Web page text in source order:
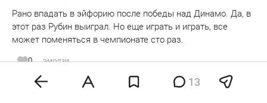
НЕ ФИЗРУК.
Всё таки этот тренер со спортивной Татарской фамилией и
держит высокую марку.
А если ближе к футболу то:
нет огня и задора.Возможно начался конфликт между
Рано впадать в эйфорию после победы над Динамо. Да, в
этот раз Рубин выиграл. Но еще играть и играть, все
может поменяться в чемпионате сто раз.
0 эмодзи
Ответить 13